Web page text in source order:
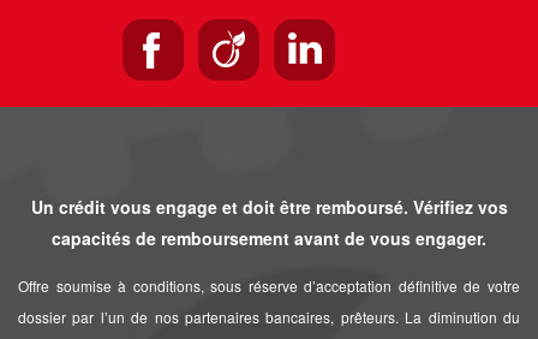
Un crédit vous engage et doit être remboursé. Vérifiez vos
capacités de remboursement avant de vous engager.
Offre soumise à conditions, sous réserve d’acceptation définitive de votre
dossier par l’un de nos partenaires bancaires, prêteurs. La diminution du